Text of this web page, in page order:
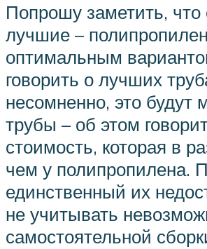
Попрошу заметить, что
лучшие –
оптимальным
говорить о лучших
несомненно, это будут
трубы – об этом
стоимость, которая в
чем у полипропилена.
единственный их
не учитывать
самостоятельной